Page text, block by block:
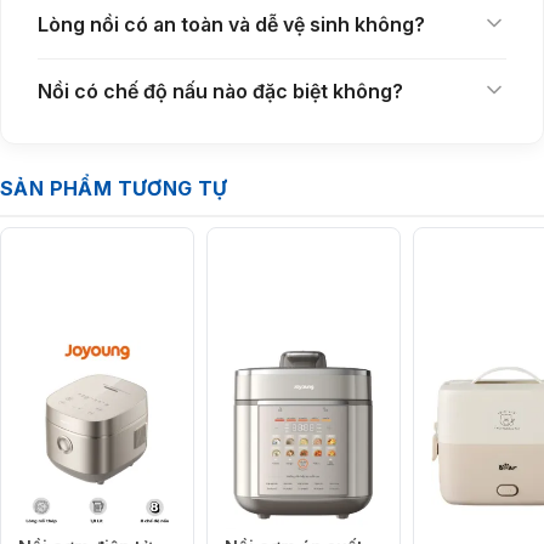
Nồi Cơm Đa Năng Với 6 Chế Độ Nấu Tự Động
Nồi cơm điện Bear 3L SB-NC30Bđược trang bị 6 chế độ nấu thông
Lòng nồi có an toàn và dễ vệ sinh không?
Nồi có chế độ nấu nào đặc biệt không?
SẢN PHẨM TƯƠNG TỰ